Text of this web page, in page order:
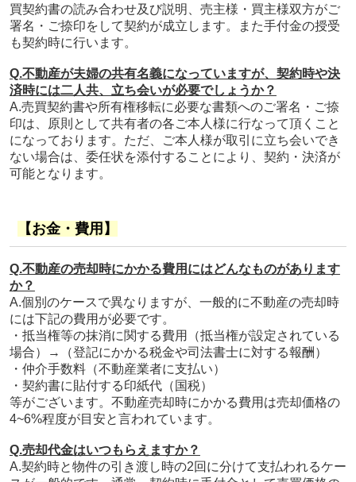
買契約書の読み合わせ及び説明、売主様・買主様双方がご
署名・ご捺印をして契約が成立します。また手付金の授受
も契約時に行います。
Q.不動産が夫婦の共有名義になっていますが、契約時や決
済時には二人共、立ち会いが必要でしょうか？
A.売買契約書や所有権移転に必要な書類へのご署名・ご捺
印は、原則として共有者の各ご本人様に行なって頂くこと
になっております。ただ、ご本人様が取引に立ち会いでき
ない場合は、委任状を添付することにより、契約・決済が
可能となります。
【お金・費用】
Q.不動産の売却時にかかる費用にはどんなものがあります
か？
A.個別のケースで異なりますが、一般的に不動産の売却時
には下記の費用が必要です。
・抵当権等の抹消に関する費用（抵当権が設定されている
場合）→（登記にかかる税金や司法書士に対する報酬）
・仲介手数料（不動産業者に支払い）
・契約書に貼付する印紙代（国税）
等がございます。 不動産売却時にかかる費用は売却価格の
4~6%程度が目安と言われています。
Q.売却代金はいつもらえますか？
A.契約時と物件の引き渡し時の2回に分けて支払われるケー